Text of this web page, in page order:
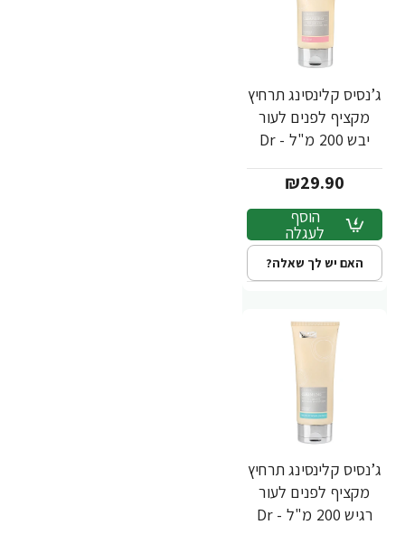
ג’נסיס קלינסינג תרחיץ
מקציף לפנים לעור
יבש 200 מ"ל - Dr
₪29.90
הוסף
לעגלה
האם יש לך שאלה?
ג’נסיס קלינסינג תרחיץ
מקציף לפנים לעור
רגיש 200 מ"ל - Dr